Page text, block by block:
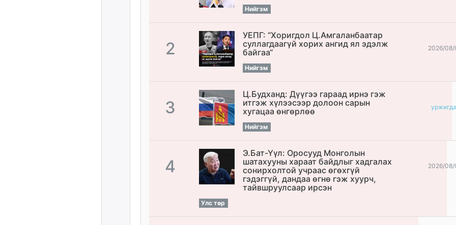
Нийгэм
2
УЕПГ: “Хоригдол Ц.Амгаланбаатар
cуллагдаагүй хорих ангид ял эдэлж
байгаа“
Нийгэм
2026/08/
3
Ц.Будханд: Дүүгээ гараад ирнэ гэж
итгэж хүлээсээр долоон сарын
хугацаа өнгөрлөө
Нийгэм
4
Э.Бат-Үүл: Оросууд Монголын
шатахууны хараат байдлыг хадгалах
сонирхолтой учраас өгөхгүй
гэдэггүй, дандаа өгнө гэж хуурч,
тайвшруулсаар ирсэн
Улс төр
2026/08/